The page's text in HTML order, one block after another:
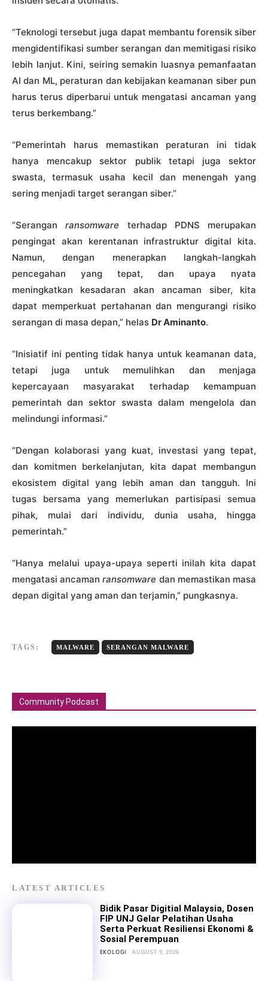
“Teknologi tersebut juga dapat membantu forensik siber
mengidentifikasi sumber serangan dan memitigasi risiko
lebih lanjut. Kini, seiring semakin luasnya pemanfaatan
AI dan ML, peraturan dan kebijakan keamanan siber pun
harus terus diperbarui untuk mengatasi ancaman yang
terus berkembang.”
“Pemerintah harus memastikan peraturan ini tidak
hanya mencakup sektor publik tetapi juga sektor
swasta, termasuk usaha kecil dan menengah yang
sering menjadi target serangan siber.”
“Seranganransomware terhadap PDNS merupakan
pengingat akan kerentanan infrastruktur digital kita.
Namun, dengan menerapkan langkah-langkah
pencegahan yang tepat, dan upaya nyata
meningkatkan kesadaran akan ancaman siber, kita
dapat memperkuat pertahanan dan mengurangi risiko
serangan di masa depan,” helas Dr Aminanto.
“Inisiatif ini penting tidak hanya untuk keamanan data,
tetapi juga untuk memulihkan dan menjaga
kepercayaan masyarakat terhadap kemampuan
pemerintah dan sektor swasta dalam mengelola dan
melindungi informasi.”
“Dengan kolaborasi yang kuat, investasi yang tepat,
dan komitmen berkelanjutan, kita dapat membangun
ekosistem digital yang lebih aman dan tangguh. Ini
tugas bersama yang memerlukan partisipasi semua
pihak, mulai dari individu, dunia usaha, hingga
pemerintah.”
“Hanya melalui upaya-upaya seperti inilah kita dapat
mengatasi ancamanransomware dan memastikan masa
depan digital yang aman dan terjamin,” pungkasnya.
TAGS: MALWARE SERANGAN MALWARE
Community Podcast
LATEST ARTICLES
Bidik Pasar Digitial Malaysia, Dosen
FIP UNJ Gelar Pelatihan Usaha
Serta Perkuat Resiliensi Ekonomi &
Sosial Perempuan
EKOLOGI AUGUST 9, 2026